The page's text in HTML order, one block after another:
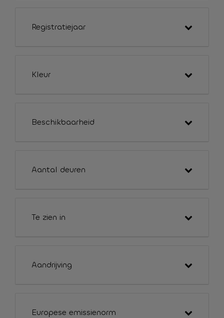
Registratiejaar
Kleur
Beschikbaarheid
Aantal deuren
Te zien in
Aandrijving
Europese emissienorm